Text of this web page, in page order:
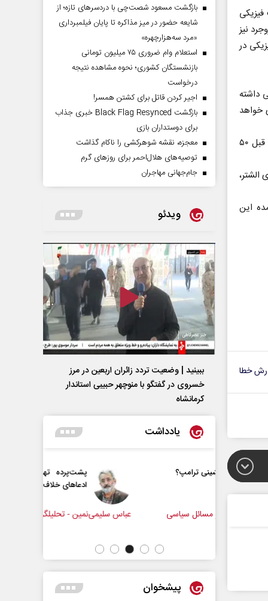
نیز
درصد پیشرفت فیزیکی در
پیشرفت فیزیکی داشته
خواهد
مدیرکل فرهنگ و ارشاد اسلامی لرستان گفت: کتابخانه درجه دو الشتر نیز در دولت قبل ۵۰
الشتر،
که عمده این
خطا
بازگشت مسعود شصت‌چی با دردسر‌های تازه؛ از
شایعه حضور در میز مذاکره تا پایان فیلمبرداری
«مرد سه‌هزارچهره»
استعلام وام ضروری ۷۵ میلیون تومانی
بازنشستگان کشوری؛ نحوه مشاهده نتیجه
درخواست
اجیر کردن قاتل برای کشتن همسر!
بازگشت Black Flag Resynced خبری جذاب
برای دوستداران بازی
معجزه، نقشه شوهرکشی را ناکام گذاشت
توصیه‌های هلال‌احمر برای روز‌های گرم
جام‌جهانی مهاجران
ویدئو
ببینید | وضعیت تردد زائران اربعین در مرز
خسروی در گفتگو با منوچهر حبیبی استاندار
کرمانشاه
یادداشت
ترامپ؟
پشت‌پرده تهدیدات کوتاه‏‌مدت و
ادعا‌های خلاف واقع آمریکا
عباس سلیمی‌نمین - تحلیلگر مسائل سیاسی
پیشخوان